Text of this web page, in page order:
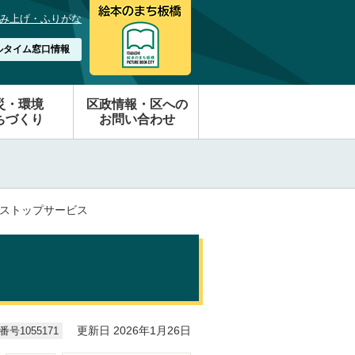
上げ・ふりがな
タイム窓口情報
・環境
づくり
区政情報・区への
お問い合わせ
トップサービス
号1055171 更新日 2026年1月26日